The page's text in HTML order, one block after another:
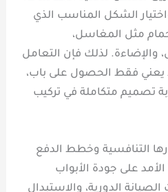
الشكل المناسب الذي
مثل المغاسل،
والإضاءة. لذلك فإن التعامل
يعني فقط الحصول على باب،
تصميم متكاملة في تركيب
التنافسية وخطط الدفع
على جودة الأبواب
الدورية، والاستبدال